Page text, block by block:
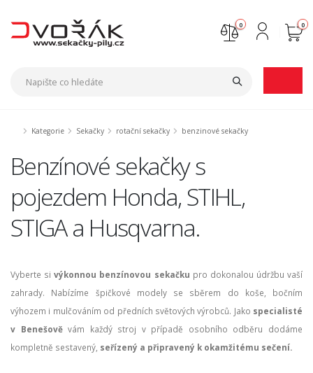
0
0
Kategorie Sekačky rotační sekačky benzinové sekačky
Benzínové sekačky s
pojezdem Honda, STIHL,
STIGA a Husqvarna.
Vyberte sivýkonnou benzínovou sekačku pro dokonalou údržbu vaší
zahrady. Nabízíme špičkové modely se sběrem do koše, bočním
výhozem i mulčováním od předních světových výrobců. Jako specialisté
v Benešověvám každý stroj v případě osobního odběru dodáme
kompletně sestavený, seřízený a připravený k okamžitému sečení.